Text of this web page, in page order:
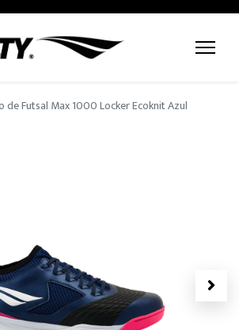
de Futsal Max 1000 Locker Ecoknit Azul